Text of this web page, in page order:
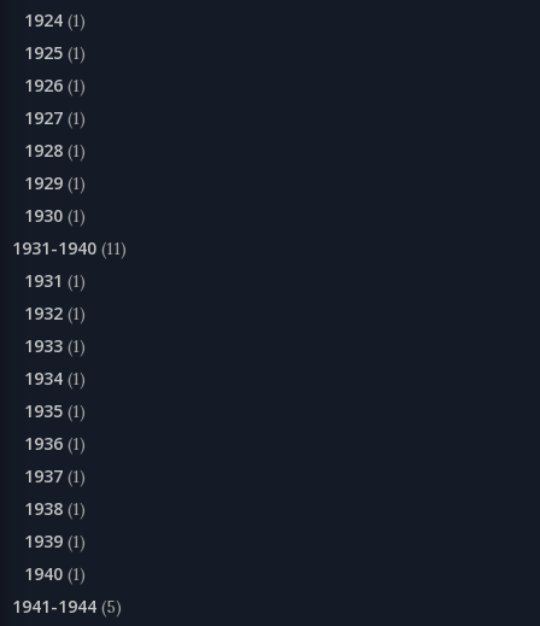
1924 (1)
1925 (1)
1926 (1)
1927 (1)
1928 (1)
1929 (1)
1930 (1)
1931-1940 (11)
1931 (1)
1932 (1)
1933 (1)
1934 (1)
1935 (1)
1936 (1)
1937 (1)
1938 (1)
1939 (1)
1940 (1)
1941-1944 (5)